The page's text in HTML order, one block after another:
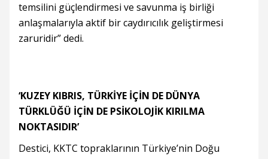
temsilini güçlendirmesi ve savunma iş birliği
anlaşmalarıyla aktif bir caydırıcılık geliştirmesi
zaruridir” dedi.
‘KUZEY KIBRIS, TÜRKİYE İÇİN DE DÜNYA
TÜRKLÜĞÜ İÇİN DE PSİKOLOJİK KIRILMA
NOKTASIDIR’
Destici, KKTC topraklarının Türkiye’nin Doğu